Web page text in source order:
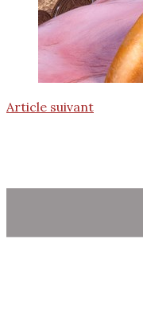
Article suivant